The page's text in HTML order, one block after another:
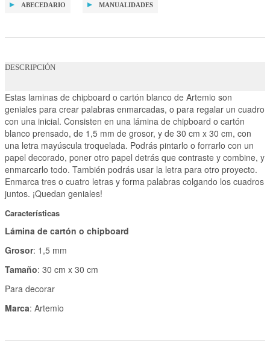
ABECEDARIO MANUALIDADES
DESCRIPCIÓN
Estas laminas de chipboard o cartón blanco de Artemio son
geniales para crear palabras enmarcadas, o para regalar un cuadro
con una inicial. Consisten en una lámina de chipboard o cartón
blanco prensado, de 1,5 mm de grosor, y de 30 cm x 30 cm, con
una letra mayúscula troquelada. Podrás pintarlo o forrarlo con un
papel decorado, poner otro papel detrás que contraste y combine, y
enmarcarlo todo. También podrás usar la letra para otro proyecto.
Enmarca tres o cuatro letras y forma palabras colgando los cuadros
juntos. ¡Quedan geniales!
Características
Lámina de cartón o chipboard
Grosor: 1,5 mm
Tamaño: 30 cm x 30 cm
Para decorar
Marca: Artemio